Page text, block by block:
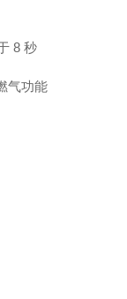
8 秒
气功能